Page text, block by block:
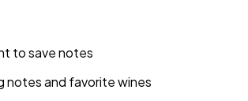
to save notes
notes and favorite wines